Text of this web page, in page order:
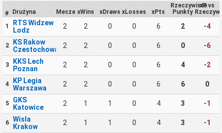
# Drużyna Mecze xWins xDraws xLosses xPts
Rzeczywiste
Punkty
xP vs
1
RTS Widzew
Lodz
2 2 0 0 6 2 -4
2
KS Rakow
Czestochowa
2 2 0 0 6 0 -6
3
KKS Lech
Poznan
2 2 0 0 6 4 -2
4
KP Legia
Warszawa
2 2 0 0 6 6 0
5
GKS
Katowice
2 1 1 0 4 3 -1
6
Wisla
Krakow
2 1 1 0 4 3 -1